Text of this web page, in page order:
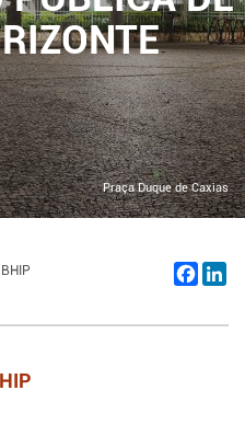
Praça Duque de Caxias